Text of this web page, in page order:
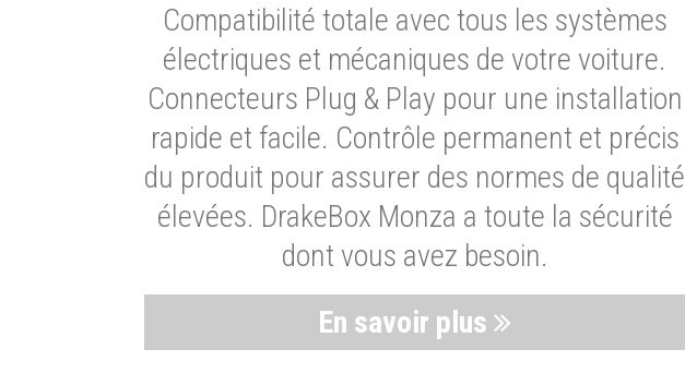
Compatibilité totale avec tous les systèmes
électriques et mécaniques de votre voiture.
Connecteurs Plug & Play pour une installation
rapide et facile. Contrôle permanent et précis
du produit pour assurer des normes de qualité
élevées. DrakeBox Monza a toute la sécurité
dont vous avez besoin.
En savoir plus